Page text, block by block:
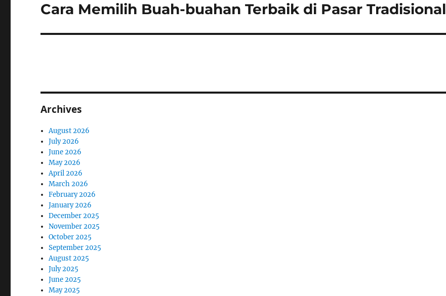
Next
Cara Memilih Buah-buahan Terbaik di Pasar Tradisional
Archives
August 2026
July 2026
June 2026
May 2026
April 2026
March 2026
February 2026
January 2026
December 2025
November 2025
October 2025
September 2025
August 2025
July 2025
June 2025
May 2025